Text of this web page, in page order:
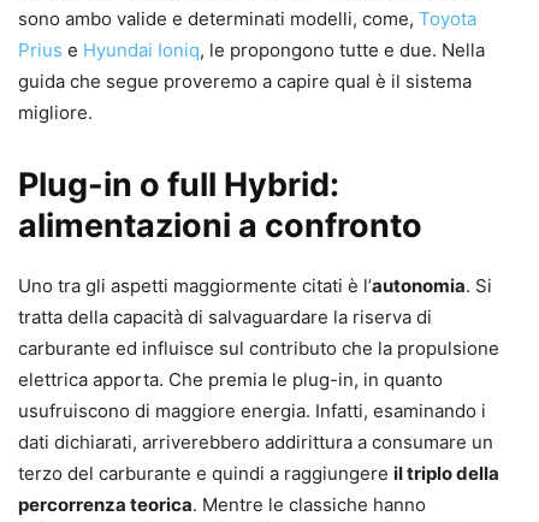
sono ambo valide e determinati modelli, come, Toyota
Prius e Hyundai Ioniq, le propongono tutte e due. Nella
guida che segue proveremo a capire qual è il sistema
migliore.
Plug-in o full Hybrid:
alimentazioni a confronto
Uno tra gli aspetti maggiormente citati è l’autonomia. Si
tratta della capacità di salvaguardare la riserva di
carburante ed influisce sul contributo che la propulsione
elettrica apporta. Che premia le plug-in, in quanto
usufruiscono di maggiore energia. Infatti, esaminando i
dati dichiarati, arriverebbero addirittura a consumare un
terzo del carburante e quindi a raggiungere il triplo della
percorrenza teorica. Mentre le classiche hanno